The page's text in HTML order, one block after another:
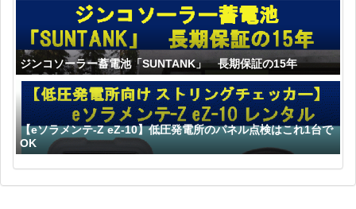
ジンコソーラー蓄電池「SUNTANK」 長期保証の15年
【eソラメンテ-Z eZ-10】低圧発電所のパネル点検はこれ1台で
OK